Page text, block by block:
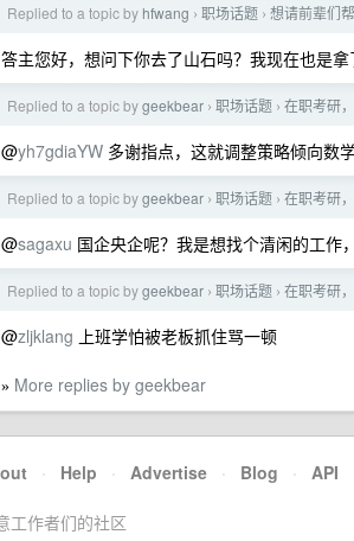
Replied to a topic by hfwang › 职场话题 › 想请前辈们
答主您好，想问下你去了山石吗？我现在也是
Replied to a topic bygeekbear › 职场话题 › 在职考研
@yh7gdiaYW 多谢指点，这就调整策略倾向数
Replied to a topic bygeekbear › 职场话题 › 在职考研
@sagaxu 国企央企呢？我是想找个清闲的工作
Replied to a topic bygeekbear › 职场话题 › 在职考研
@zljklang 上班学怕被老板抓住骂一顿
» More replies by geekbear
· Help · Advertise · Blog · API
工作者们的社区